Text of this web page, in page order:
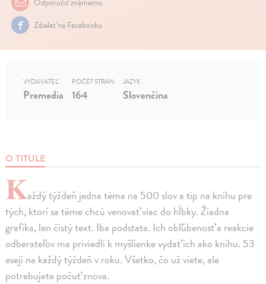
Zdielať na Facebooku
O TITULE
Každý týždeň jedna téma na 500 slov a tip na knihu pre
tých, ktorí sa téme chcú venovať viac do hĺbky. Žiadna
grafika, len čistý text. Iba podstata. Ich obľúbenosť a reakcie
odberateľov ma priviedli k myšlienke vydať ich ako knihu. 53
esejí na každý týždeň v roku. Všetko, čo už viete, ale
potrebujete počuť znova.
VYDAVATEĽ
Premedia
POČET STRÁN
164
JAZYK
Slovenčina